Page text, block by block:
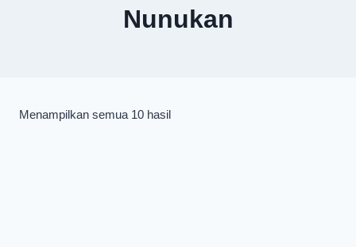
Nunukan
Menampilkan semua 10 hasilDiurutkan